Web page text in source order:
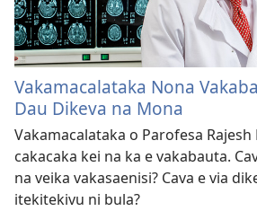
Vakamacalataka Nona
Dau Dikeva na Mona
Vakamacalataka o Parofesa
cakacaka kei na ka e vakabauta.
na veika vakasaenisi? Cava e via
itekitekivu ni bula?